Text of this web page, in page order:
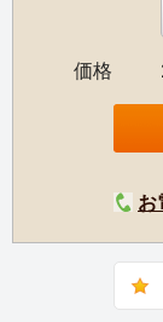
園は、アッサム
り、高品質で正
評価されていま
ーションエリア
CTC紅茶のどち
価格
お